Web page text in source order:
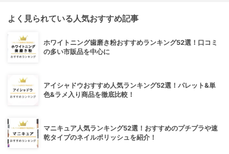
よく見られている人気おすすめ記事
ホワイトニング歯磨き粉おすすめランキング52選！口コミ
の多い市販品を中心に
アイシャドウおすすめ人気ランキング52選！パレット&単
色&ラメ入り商品を徹底比較！
マニキュア人気ランキング52選！おすすめのプチプラや速
乾タイプのネイルポリッシュを紹介！